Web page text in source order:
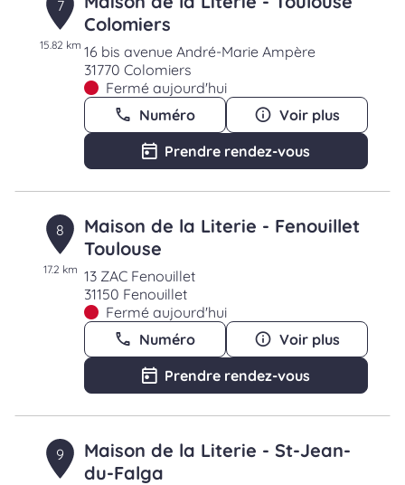
7
15.82 km
Colomiers
16 bis avenue André-Marie Ampère
31770 Colomiers
Fermé aujourd'hui
Numéro
Voir plus
Prendre rendez-vous
8
17.2 km
Maison de la Literie - Fenouillet
Toulouse
13 ZAC Fenouillet
31150 Fenouillet
Fermé aujourd'hui
Numéro
Voir plus
Prendre rendez-vous
9
Maison de la Literie - St-Jean-
du-Falga